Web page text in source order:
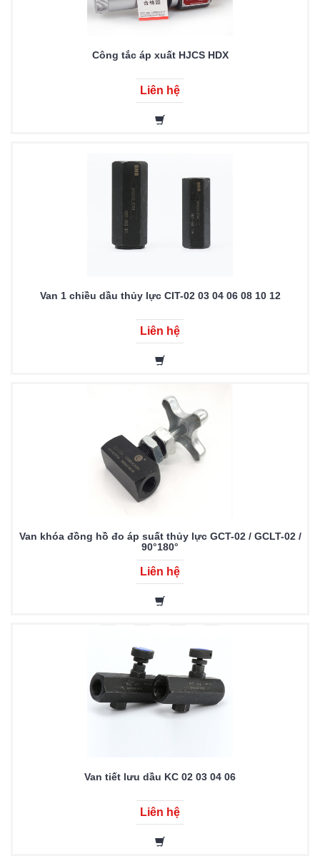
Công tắc áp xuất HJCS HDX
Liên hệ
Van 1 chiều dầu thủy lực CIT-02 03 04 06 08 10 12
Liên hệ
Van khóa đồng hồ đo áp suất thủy lực GCT-02 / GCLT-02 /
90°180°
Liên hệ
Van tiết lưu dầu KC 02 03 04 06
Liên hệ